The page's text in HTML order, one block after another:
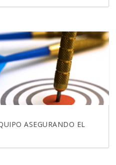
ASEGURANDO EL